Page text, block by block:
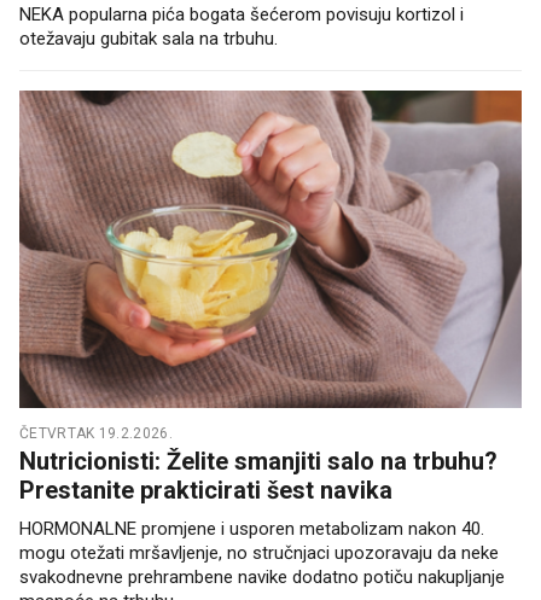
NEKA popularna pića bogata šećerom povisuju kortizol i
otežavaju gubitak sala na trbuhu.
ČETVRTAK 19.2.2026.
Nutricionisti: Želite smanjiti salo na trbuhu?
Prestanite prakticirati šest navika
HORMONALNE promjene i usporen metabolizam nakon 40.
mogu otežati mršavljenje, no stručnjaci upozoravaju da neke
svakodnevne prehrambene navike dodatno potiču nakupljanje